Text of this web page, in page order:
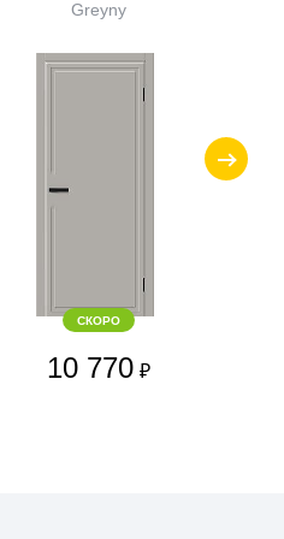
Greyny
СКОРО
10 770 ₽